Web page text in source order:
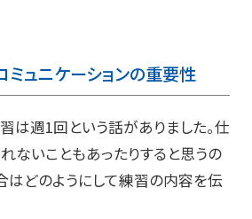
ュニケーションの重要性
習は週1回という話がありました。仕
ないこともあったりすると思うの
はどのようにして練習の内容を伝